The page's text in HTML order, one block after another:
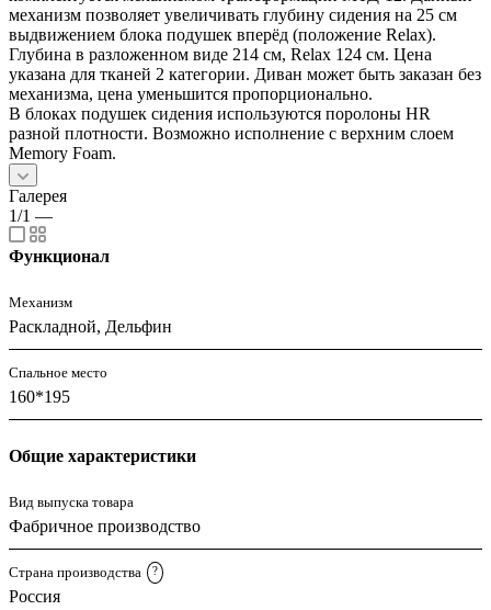
механизм позволяет увеличивать глубину сидения на 25 см
выдвижением блока подушек вперёд (положение Relax).
Глубина в разложенном виде 214 см, Relax 124 см. Цена
указана для тканей 2 категории. Диван может быть заказан без
механизма, цена уменьшится пропорционально.
В блоках подушек сидения используются поролоны HR
разной плотности. Возможно исполнение с верхним слоем
Memory Foam.
Галерея
1/1 —
Функционал
Механизм
Раскладной, Дельфин
Спальное место
160*195
Общие характеристики
Вид выпуска товара
Фабричное производство
Страна производства ?
Россия